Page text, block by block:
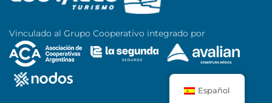
Vinculado al Grupo Cooperativo integrado por
Español